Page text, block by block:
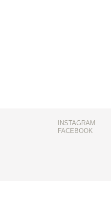
INSTAGRAM
FACEBOOK